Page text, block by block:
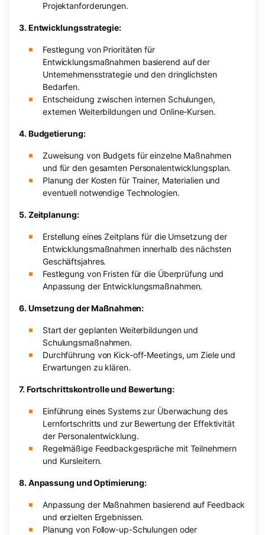
Projektanforderungen.
3. Entwicklungsstrategie:
Festlegung von Prioritäten für
Entwicklungsmaßnahmen basierend auf der
Unternehmensstrategie und den dringlichsten
Bedarfen.
Entscheidung zwischen internen Schulungen,
externen Weiterbildungen und Online-Kursen.
4. Budgetierung:
Zuweisung von Budgets für einzelne Maßnahmen
und für den gesamten Personalentwicklungsplan.
Planung der Kosten für Trainer, Materialien und
eventuell notwendige Technologien.
5. Zeitplanung:
Erstellung eines Zeitplans für die Umsetzung der
Entwicklungsmaßnahmen innerhalb des nächsten
Geschäftsjahres.
Festlegung von Fristen für die Überprüfung und
Anpassung der Entwicklungsmaßnahmen.
6. Umsetzung der Maßnahmen:
Start der geplanten Weiterbildungen und
Schulungsmaßnahmen.
Durchführung von Kick-off-Meetings, um Ziele und
Erwartungen zu klären.
7. Fortschrittskontrolle und Bewertung:
Einführung eines Systems zur Überwachung des
Lernfortschritts und zur Bewertung der Effektivität
der Personalentwicklung.
Regelmäßige Feedbackgespräche mit Teilnehmern
und Kursleitern.
8. Anpassung und Optimierung:
Anpassung der Maßnahmen basierend auf Feedback
und erzielten Ergebnissen.
Planung von Follow-up-Schulungen oder